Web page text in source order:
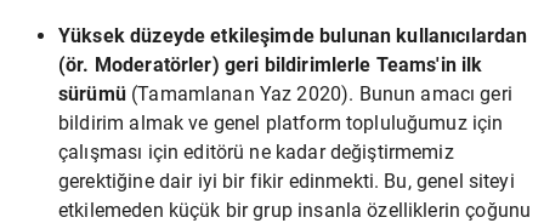
Yüksek düzeyde etkileşimde bulunan kullanıcılardan
(ör. Moderatörler) geri bildirimlerle Teams'in ilk
sürümü(Tamamlanan Yaz 2020). Bunun amacı geri
bildirim almak ve genel platform topluluğumuz için
çalışması için editörü ne kadar değiştirmemiz
gerektiğine dair iyi bir fikir edinmekti. Bu, genel siteyi
etkilemeden küçük bir grup insanla özelliklerin çoğunu